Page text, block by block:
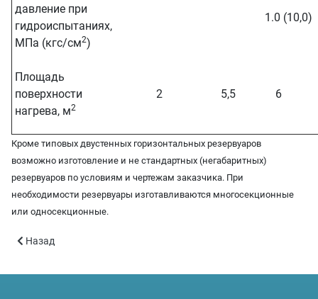
давление при
гидроиспытаниях,
МПа (кгс/см2)
1.0 (10,0)
Площадь
поверхности
нагрева, м2
2 5,5 6
Кроме типовых двустенных горизонтальных резервуаров
возможно изготовление и не стандартных (негабаритных)
резервуаров по условиям и чертежам заказчика. При
необходимости резервуары изготавливаются многосекционные
или односекционные.
Предыдущий: Резервуары подземные горизонтальные
Назад